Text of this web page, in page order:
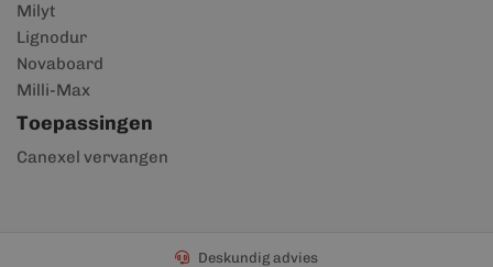
Milyt
Lignodur
Novaboard
Milli-Max
Toepassingen
Canexel vervangen
Deskundig advies